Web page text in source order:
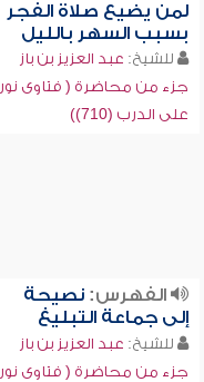
لمن يضيع صلاة الفجر
بسبب السهر بالليل
للشيخ: عبد العزيز بن باز
جزء من محاضرة ( فتاوى نور
على الدرب (710))
الفهرس:نصيحة
إلى جماعة التبليغ
للشيخ: عبد العزيز بن باز
جزء من محاضرة ( فتاوى نور